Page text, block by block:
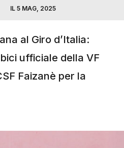
IL 5 MAG, 2025
al Giro d’Italia:
ufficiale della VF
Faizanè per la